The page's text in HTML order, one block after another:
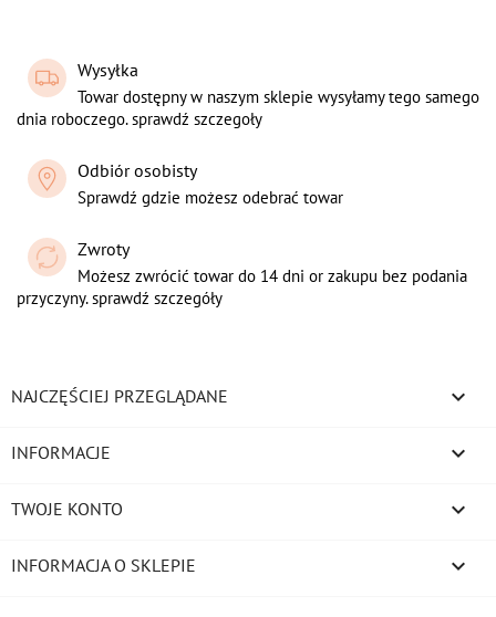
Wysyłka
Towar dostępny w naszym sklepie wysyłamy tego samego
dnia roboczego. sprawdź szczegoły
Odbiór osobisty
Sprawdź gdzie możesz odebrać towar
Zwroty
Możesz zwrócić towar do 14 dni or zakupu bez podania
przyczyny. sprawdź szczegóły
NAJCZĘŚCIEJ PRZEGLĄDANE 
INFORMACJE 
TWOJE KONTO 
INFORMACJA O SKLEPIE keyboard_arrow_down